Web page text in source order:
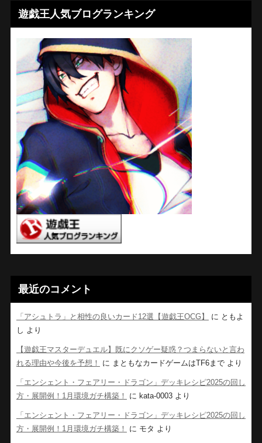
遊戯王人気ブログランキング
最近のコメント
「アシュトラ」と相性の良いカード12選【遊戯王OCG】 に ともよ
し より
【遊戯王マスターデュエル】既にクソゲー疑惑？つまらないと言わ
れる理由や今後を予想！
に まともなカードゲームはTF6までより
「エンシェント・フェアリー・ドラゴン」デッキレシピ2025の回し
方・展開例！1月環境ガチ構築！
に kata-0003より
「エンシェント・フェアリー・ドラゴン」デッキレシピ2025の回し
方・展開例！1月環境ガチ構築！
に モタ より